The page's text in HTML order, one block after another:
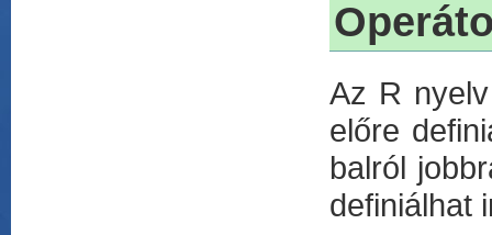
Az R
előre
balról
definiálhat